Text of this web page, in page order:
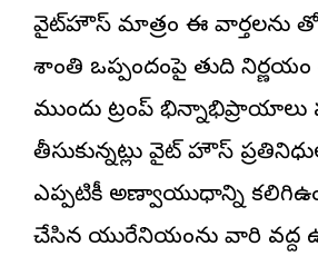
వైట్‌హౌస్‌ మాత్రం ఈ వార్తలను
శాంతి ఒప్పందంపై తుది నిర్ణయం
ముందు ట్రంప్‌
తీసుకున్నట్లు వైట్ హౌస్
ఎప్పటికీ అణ్వాయుధాన్ని
చేసిన యురేనియంను వారి వద్ద